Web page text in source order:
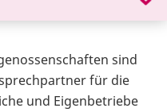
sind
für die
und Eigenbetriebe